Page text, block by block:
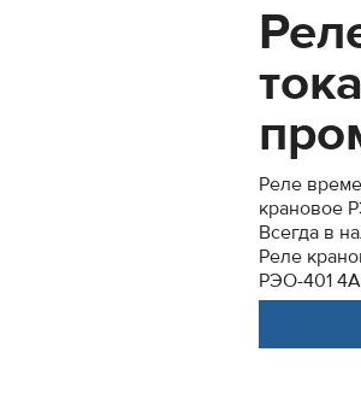
Реле
крановое
Всегда в
Реле
РЭО-401